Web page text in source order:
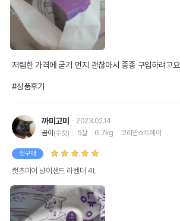
저렴한 가격에 굳기 먼지 괜찮아서 종종 구입하려고요
#상품후기
까미고미
2023.02.14
곰이 (수컷) 5살 6.7kg 코리안쇼트헤어
첫구매
캣츠미어 냥이샌드 라벤더 4L